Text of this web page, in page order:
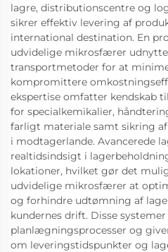
lagre, distributionscentre og
sikrer effektiv levering af
international destination. En
udvidelige mikrosfærer
transportmetoder for at
kompromittere
ekspertise omfatter kendskab
for specialkemikalier,
farligt materiale samt sikring
i modtagerlande. Avancerede
realtidsindsigt i
lokationer, hvilket gør det
udvidelige mikrosfærer at
og forhindre udtømning af
kundernes drift. Disse
planlægningsprocesser og
om leveringstidspunkter og